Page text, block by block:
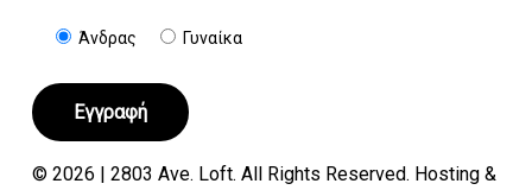
Άνδρας Γυναίκα
© 2026 | 2803 Ave. Loft. All Rights Reserved. Hosting &